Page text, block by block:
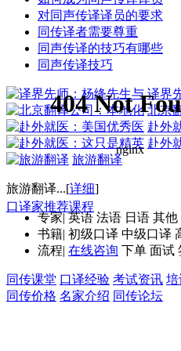
对同声传译译员的要求
同传译者需要尊重
同声传译的技巧有哪些
同声传译技巧
译界
北京
赴外
赴外
旅游翻译
旅游翻译...[详细]
专家| 英语 法语 日语 其他
书籍| 初级口译 中级口译
流程| 在线咨询 下单 面试
同传课堂 口译经验 考试资讯 培
同传价格 名家介绍 同传论坛
口译家推荐课程